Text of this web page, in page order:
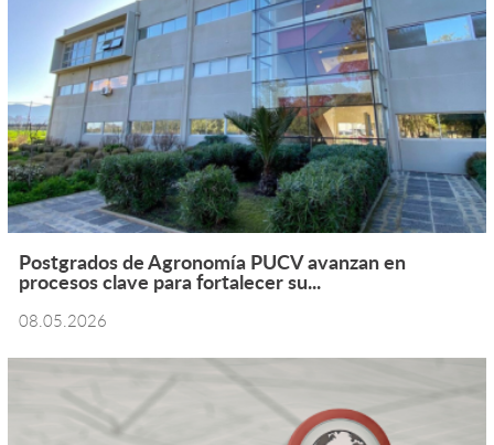
Postgrados de Agronomía PUCV avanzan en
procesos clave para fortalecer su...
08.05.2026